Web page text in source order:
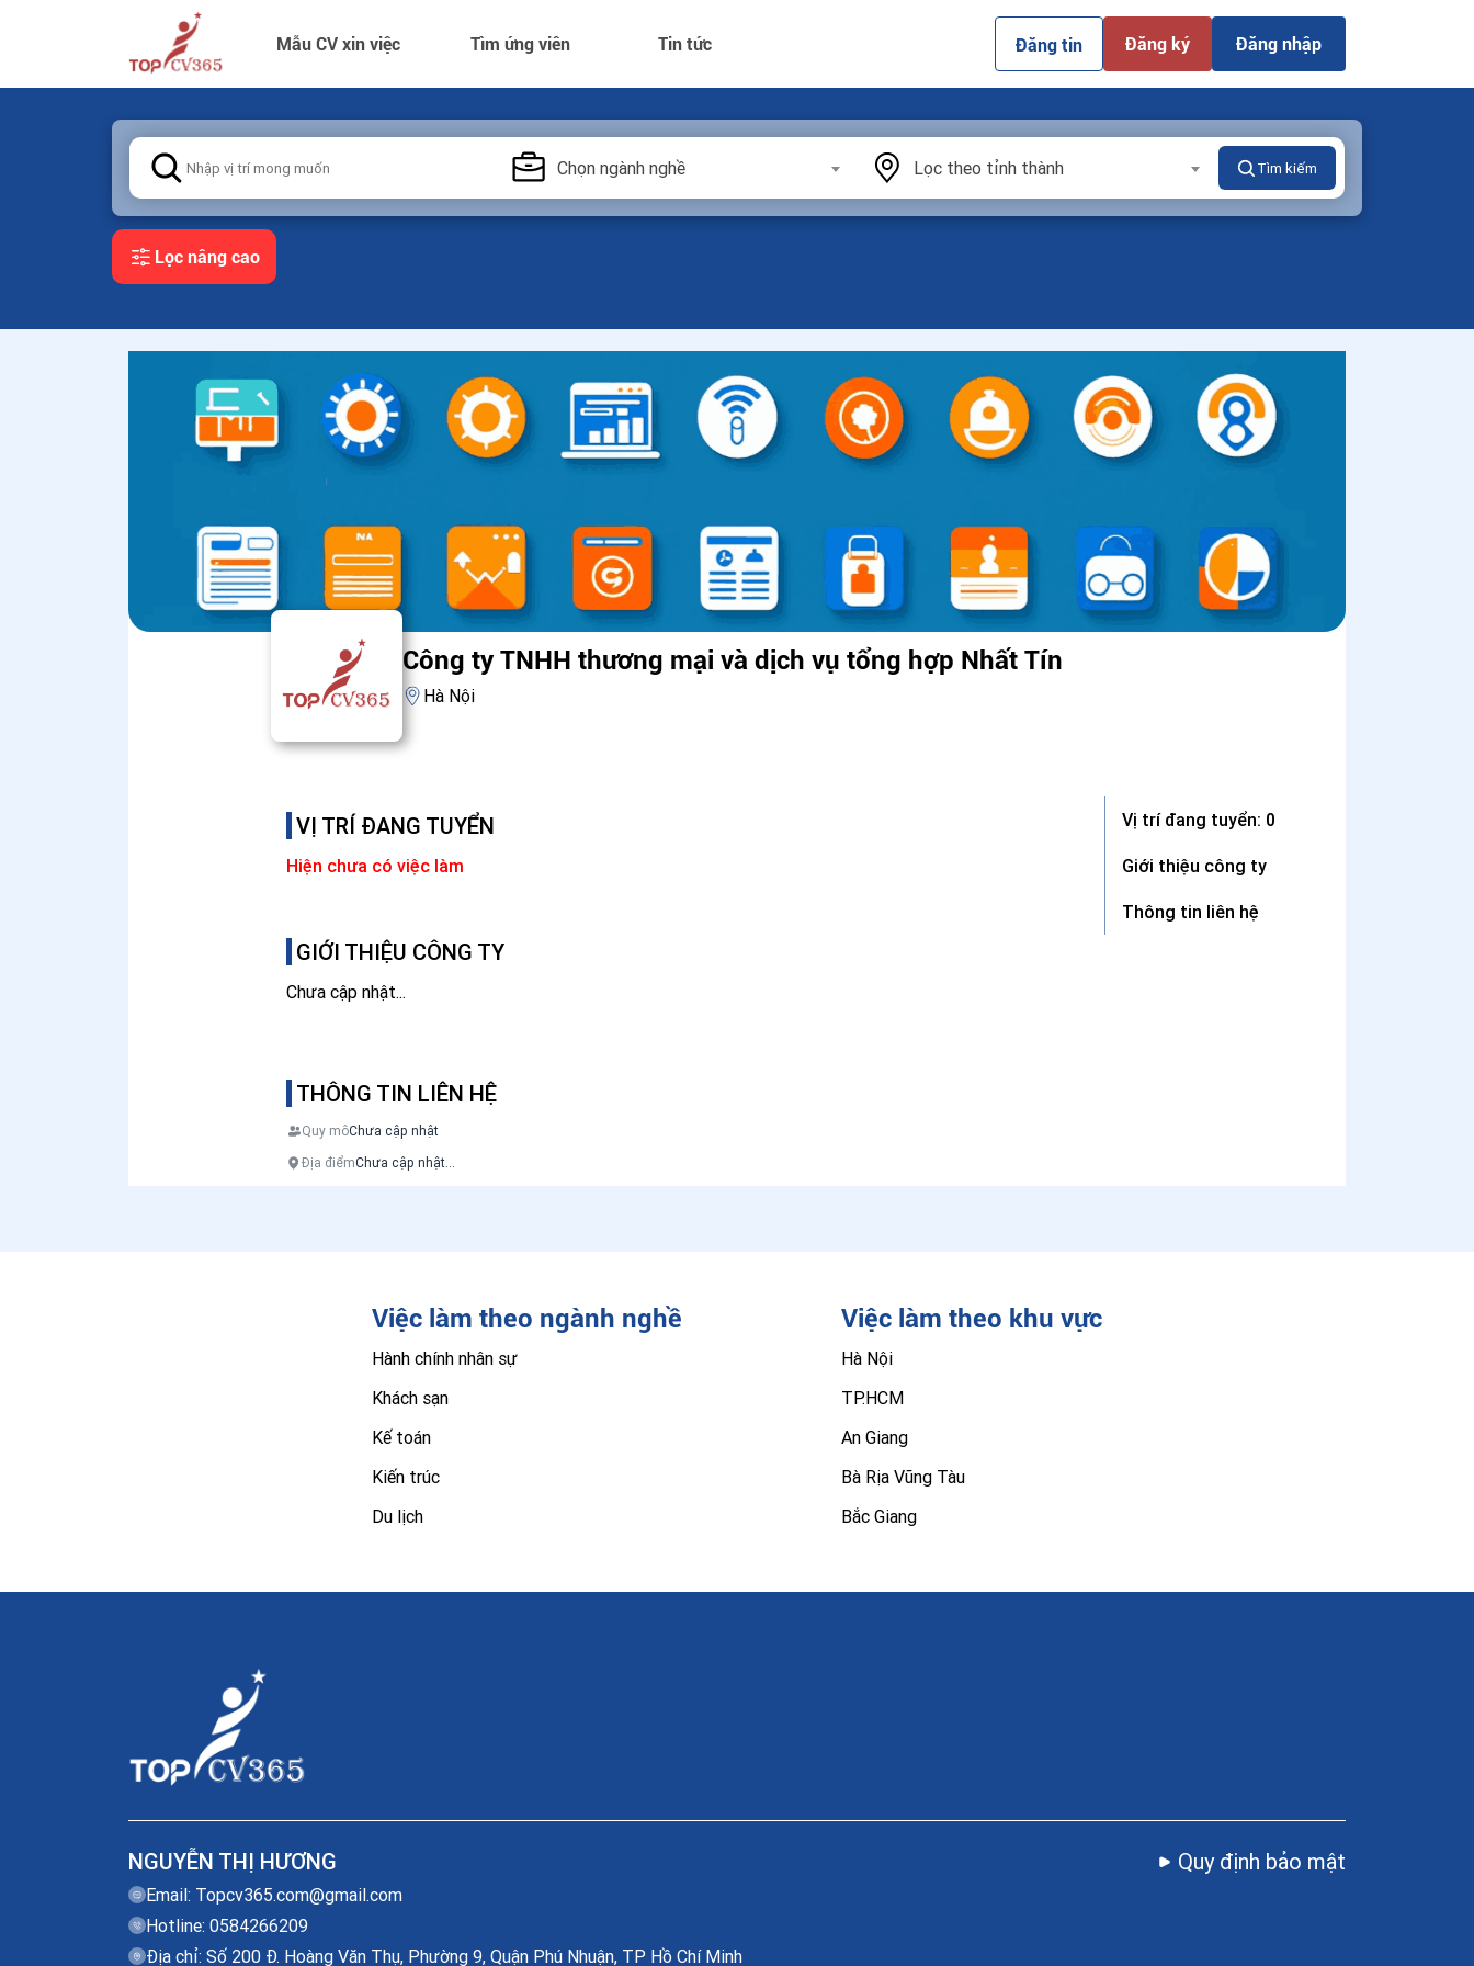
Mẫu CV xin việc Tìm ứng viên Tin tức Đăng tin Đăng ký Đăng nhập
Chọn ngành nghề Lọc theo tỉnh thành Tìm kiếm
Lọc nâng cao
Công ty TNHH thương mại và dịch vụ tổng hợp Nhất Tín
Hà Nội
VỊ TRÍ ĐANG TUYỂN
Hiện chưa có việc làm
GIỚI THIỆU CÔNG TY
Chưa cập nhật...
THÔNG TIN LIÊN HỆ
Quy môChưa cập nhật
Địa điểmChưa cập nhật...
Vị trí đang tuyển: 0
Giới thiệu công ty
Thông tin liên hệ
Việc làm theo ngành nghề
Hành chính nhân sự
Khách sạn
Kế toán
Kiến trúc
Du lịch
Việc làm theo khu vực
Hà Nội
TP.HCM
An Giang
Bà Rịa Vũng Tàu
Bắc Giang
NGUYỄN THỊ HƯƠNG
Email: Topcv365.com@gmail.com
Hotline: 0584266209
Địa chỉ: Số 200 Đ. Hoàng Văn Thụ, Phường 9, Quận Phú Nhuận, TP Hồ Chí Minh
Quy định bảo mật